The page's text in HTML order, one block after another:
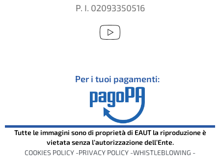
P. I. 02093350516
Per i tuoi pagamenti:
Tutte le immagini sono di proprietà di EAUT la riproduzione è
vietata senza l’autorizzazione dell’Ente.
COOKIES POLICY -PRIVACY POLICY -WHISTLEBLOWING -